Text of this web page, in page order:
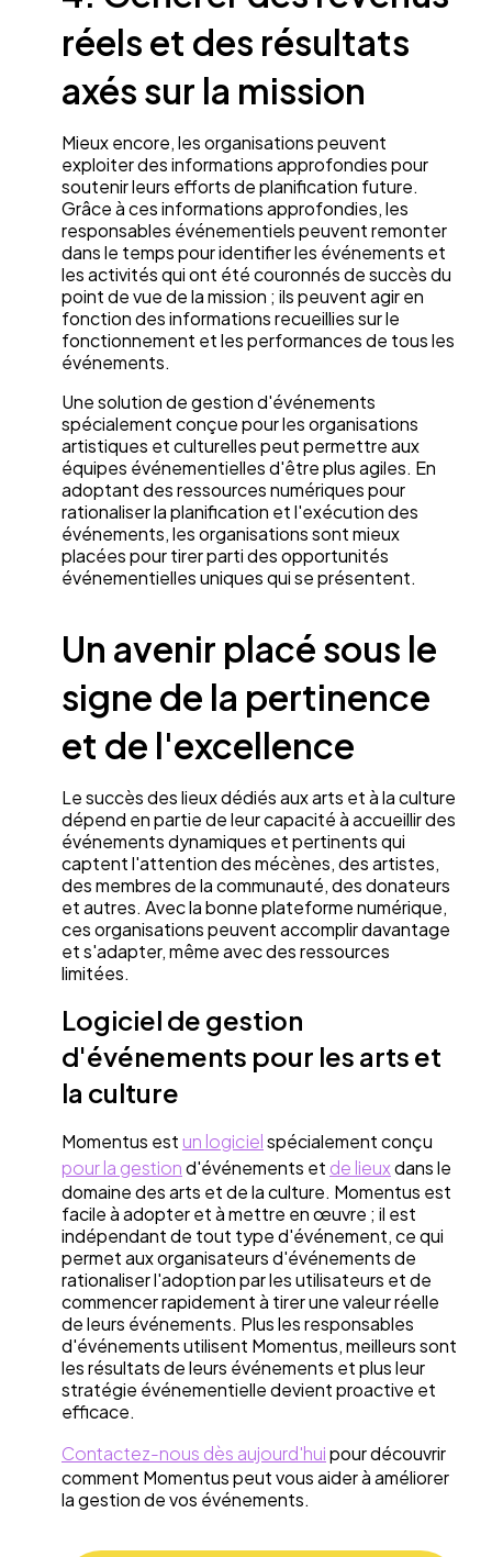
réels et des résultats
axés sur la mission
Mieux encore, les organisations peuvent
exploiter des informations approfondies pour
soutenir leurs efforts de planification future.
Grâce à ces informations approfondies, les
responsables événementiels peuvent remonter
dans le temps pour identifier les événements et
les activités qui ont été couronnés de succès du
point de vue de la mission ; ils peuvent agir en
fonction des informations recueillies sur le
fonctionnement et les performances de tous les
événements.
Une solution de gestion d'événements
spécialement conçue pour les organisations
artistiques et culturelles peut permettre aux
équipes événementielles d'être plus agiles. En
adoptant des ressources numériques pour
rationaliser la planification et l'exécution des
événements, les organisations sont mieux
placées pour tirer parti des opportunités
événementielles uniques qui se présentent.
Un avenir placé sous le
signe de la pertinence
et de l'excellence
Le succès des lieux dédiés aux arts et à la culture
dépend en partie de leur capacité à accueillir des
événements dynamiques et pertinents qui
captent l'attention des mécènes, des artistes,
des membres de la communauté, des donateurs
et autres. Avec la bonne plateforme numérique,
ces organisations peuvent accomplir davantage
et s'adapter, même avec des ressources
limitées.
Logiciel de gestion
d'événements pour les arts et
la culture
Momentus est un logicielspécialement conçu
pour la gestiond'événements et de lieuxdans le
domaine des arts et de la culture. Momentus est
facile à adopter et à mettre en œuvre ; il est
indépendant de tout type d'événement, ce qui
permet aux organisateurs d'événements de
rationaliser l'adoption par les utilisateurs et de
commencer rapidement à tirer une valeur réelle
de leurs événements. Plus les responsables
d'événements utilisent Momentus, meilleurs sont
les résultats de leurs événements et plus leur
stratégie événementielle devient proactive et
efficace.
Contactez-nous dès aujourd'huipour découvrir
comment Momentus peut vous aider à améliorer
la gestion de vos événements.